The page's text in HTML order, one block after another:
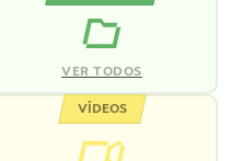
VER TODOS
VÍDEOS